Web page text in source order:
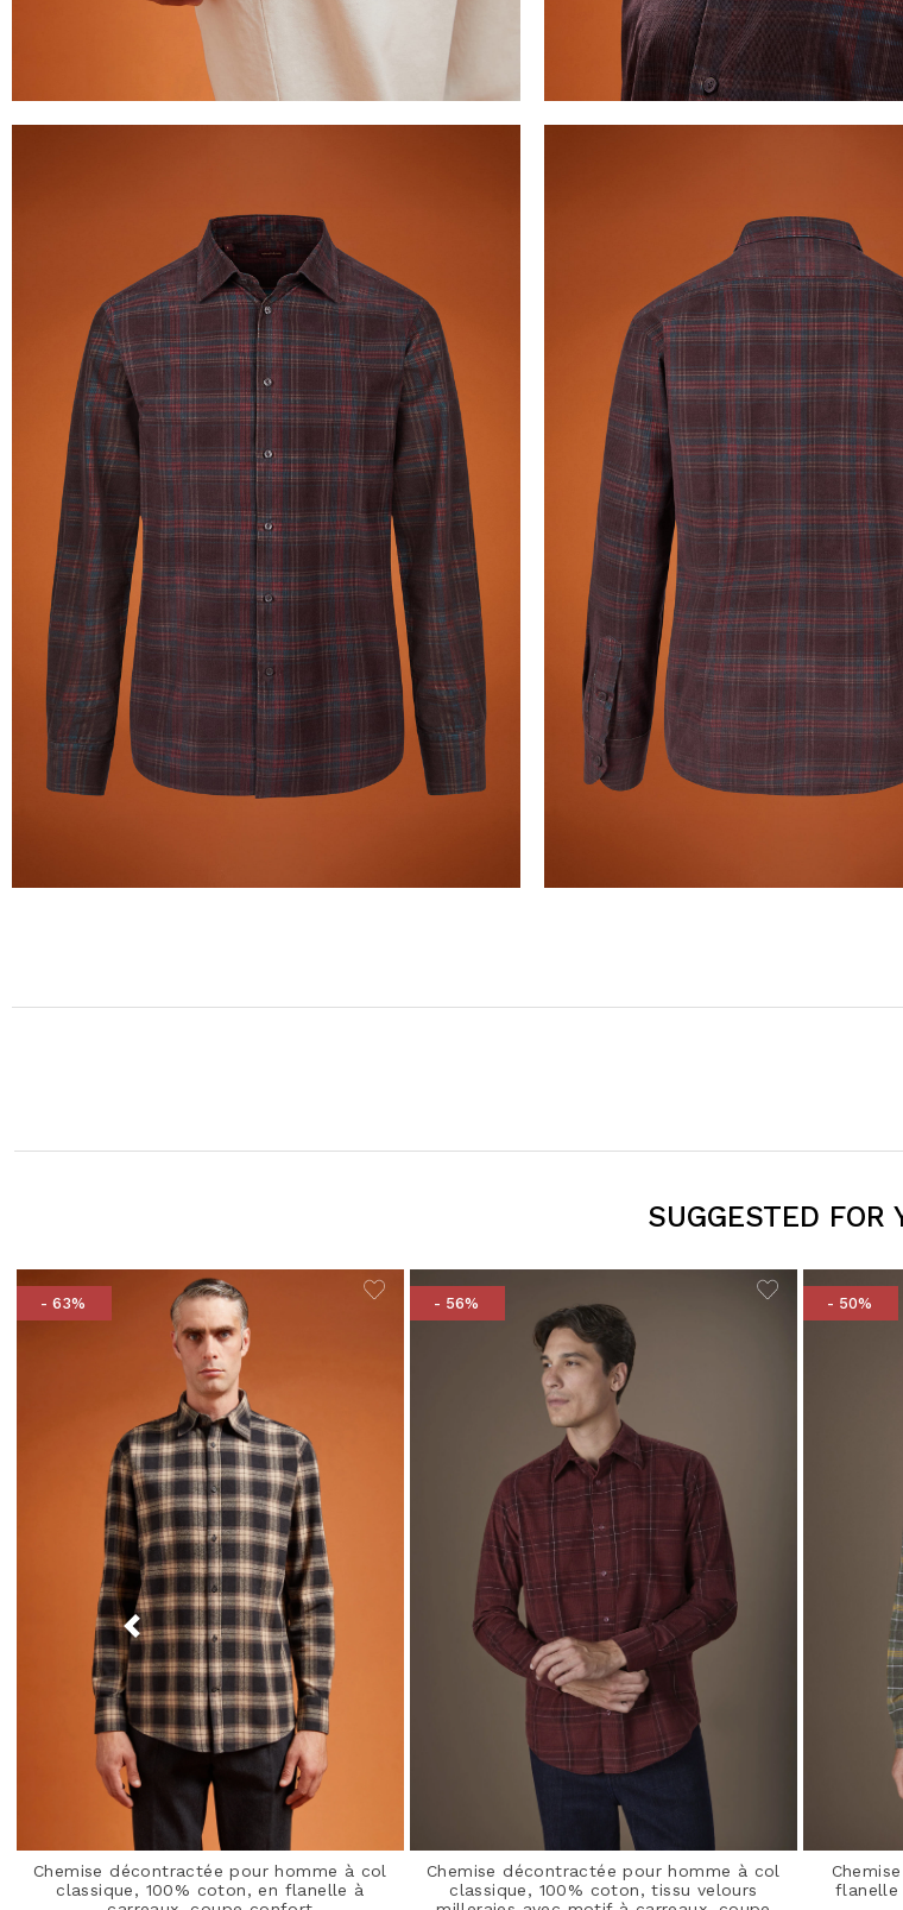
SUGGESTED FOR
- 63%
Chemise décontractée pour homme à col
classique, 100% coton, en flanelle à
- 56%
Chemise décontractée pour homme à col
classique, 100% coton, tissu velours
- 50%
flanelle